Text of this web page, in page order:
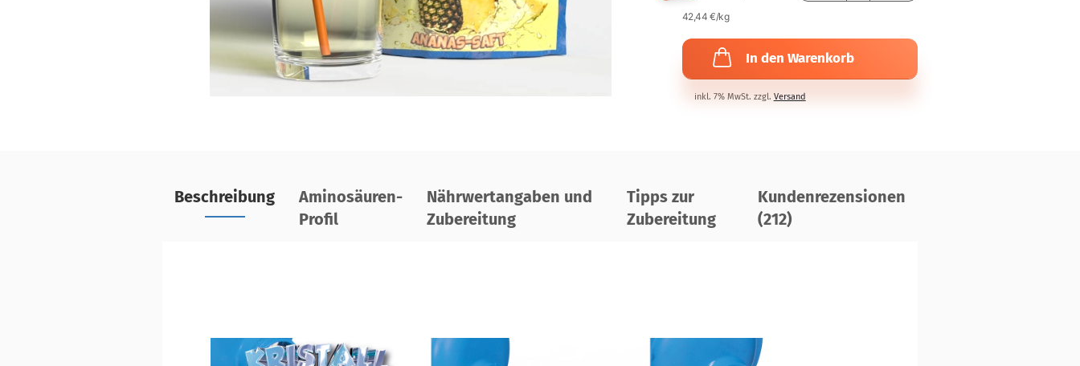
42,44 €/kg
In den Warenkorb
inkl. 7% MwSt. zzgl. Versand
Beschreibung
Aminosäuren-
Profil
Nährwertangaben und
Zubereitung
Tipps zur
Zubereitung
Kundenrezensionen
(212)